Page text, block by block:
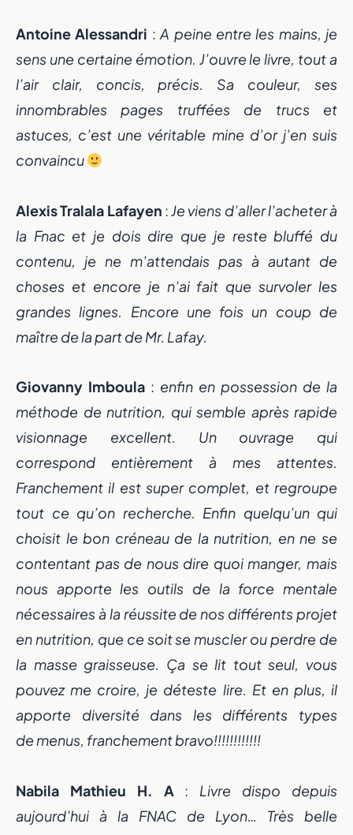
Antoine Alessandri :A peine entre les mains, je
sens une certaine émotion. J’ouvre le livre, tout a
l’air clair, concis, précis. Sa couleur, ses
innombrables pages truffées de trucs et
astuces, c’est une véritable mine d’or j’en suis
convaincu
Alexis Tralala Lafayen : Je viens d’aller l’acheter à
la Fnac et je dois dire que je reste bluffé du
contenu, je ne m’attendais pas à autant de
choses et encore je n’ai fait que survoler les
grandes lignes. Encore une fois un coup de
maître de la part de Mr. Lafay.
Giovanny Imboula : enfin en possession de la
méthode de nutrition, qui semble après rapide
visionnage excellent. Un ouvrage qui
correspond entièrement à mes attentes.
Franchement il est super complet, et regroupe
tout ce qu’on recherche. Enfin quelqu’un qui
choisit le bon créneau de la nutrition, en ne se
contentant pas de nous dire quoi manger, mais
nous apporte les outils de la force mentale
nécessaires à la réussite de nos différents projet
en nutrition, que ce soit se muscler ou perdre de
la masse graisseuse. Ça se lit tout seul, vous
pouvez me croire, je déteste lire. Et en plus, il
apporte diversité dans les différents types
de menus, franchement bravo!!!!!!!!!!!!
Nabila Mathieu H. A : Livre dispo depuis
aujourd’hui à la FNAC de Lyon… Très belle